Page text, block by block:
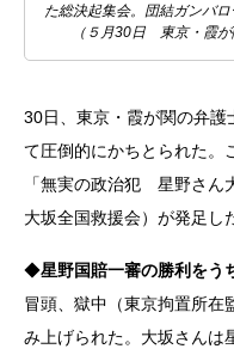
た総決起集会。団結ガンバ
（５月30日 東京・霞が
30日、東京・霞が関の弁護
て圧倒的にかちとられた。
「無実の政治犯 星野さん
大坂全国救援会）が発足し
◆星野国賠一審の勝利をう
冒頭、獄中（東京拘置所在
み上げられた。大坂さんは